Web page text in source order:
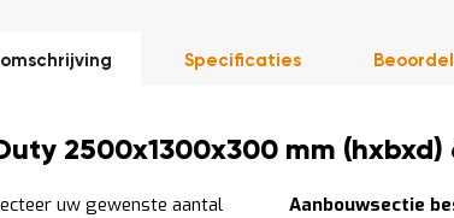
2500x1300x300 mm
uw gewenste aantal
Aanbouwsectie
Specificaties